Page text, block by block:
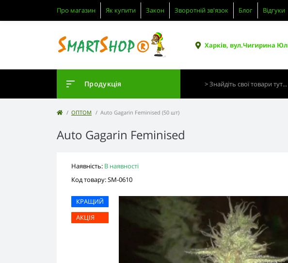
Про магазин Як купити Закон Зворотній зв'язок Блог Відгуки
Харків, вул.Чигирина
Продукція
ОПТОМ Auto Gagarin Feminised (50 шт)
Auto Gagarin Feminised
Наявність: В наявності
Код товару: SM-0610
КРАЩИЙ
АКЦІЯ